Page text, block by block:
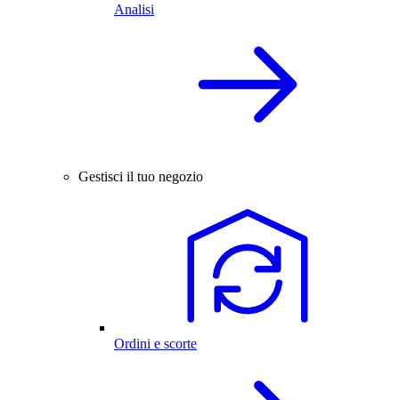
Analisi
Gestisci il tuo negozio
Ordini e scorte